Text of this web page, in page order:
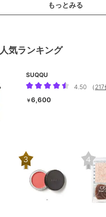
もっとみる
気ランキング
SUQQU
4.50
（ 217
￥6,600